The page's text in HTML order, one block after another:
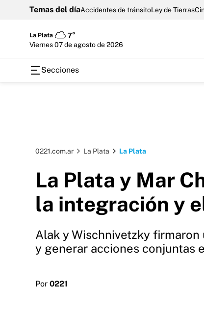
Temas del díaAccidentes de tránsitoLey de Tierras
La Plata
7°
viernes 07 de agosto de 2026
Secciones
0221.com.ar La Plata La Plata
La Plata y Mar
la integración y
Alak y Wischnivetzky
y generar acciones conjuntas
Por 0221